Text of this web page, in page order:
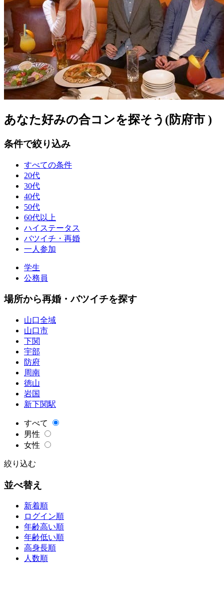
あなた好みの合コンを探そう(防府市 )
条件で絞り込み
すべての条件
20代
30代
40代
50代
60代以上
ハイステータス
バツイチ・再婚
一人参加
学生
公務員
場所から再婚・バツイチを探す
山口全域
山口市
下関
宇部
防府
周南
徳山
岩国
新下関駅
すべて
男性
女性
絞り込む
並べ替え
新着順
ログイン順
年齢高い順
年齢低い順
高身長順
人数順